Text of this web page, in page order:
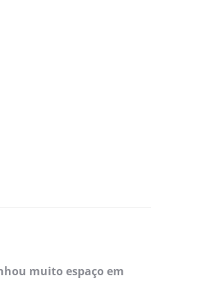
muito espaço em